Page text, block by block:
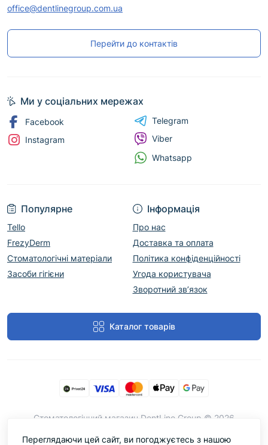
office@dentlinegroup.com.ua
Перейти до контактів
Популярне
Tello
FrezyDerm
Стоматологічні матеріали
Засоби гігієни
Інформація
Про нас
Доставка та оплата
Політика конфіденційності
Угода користувача
Зворотний зв’язок
Каталог товарів
Ми у соціальних мережах
Facebook
Instagram
Telegram
Viber
Whatsapp
Cтоматологічний магазин DentLine Group © 2026
Переглядаючи цей сайт, ви погоджуєтесь з нашою